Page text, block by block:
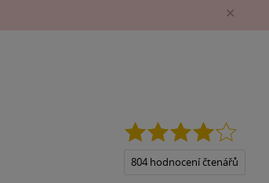
5
804 hodnocení čtenářů